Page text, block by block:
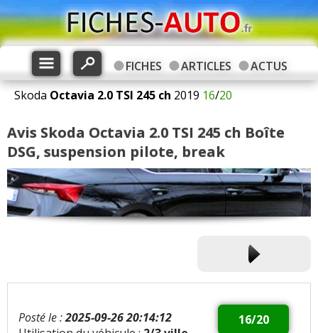
FICHES ARTICLES
ACTUS
Skoda Octavia 2.0 TSI 245 ch 2019 16/20
Avis Skoda Octavia 2.0 TSI 245 ch Boîte
DSG, suspension pilote, break
16/20
Posté le :2025-09-26 20:14:12